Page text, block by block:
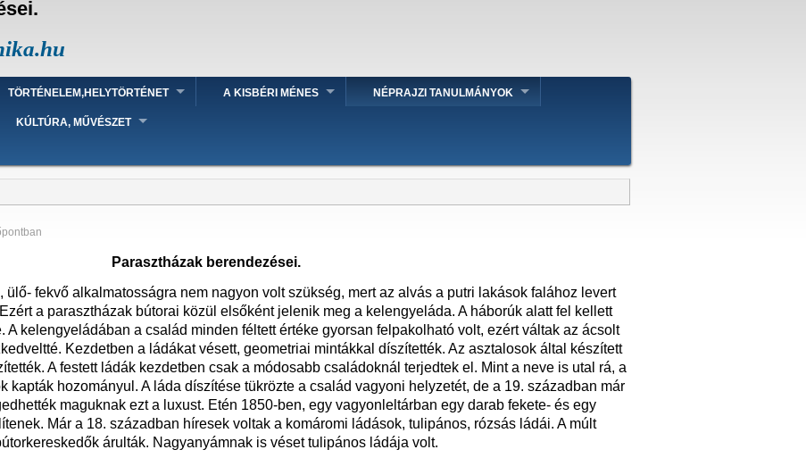
TÖRTÉNELEM,HELYTÖRTÉNET A KISBÉRI MÉNES NÉPRAJZI TANULMÁNYOK
KÚLTÚRA, MŰVÉSZET
Parasztházak berendezései.
fekvő alkalmatosságra nem nagyon volt szükség, mert az alvás a putri lakások falához levert
a parasztházak bútorai közül elsőként jelenik meg a kelengyeláda. A háborúk alatt fel kellett
A kelengyeládában a család minden féltett értéke gyorsan felpakolható volt, ezért váltak az ácsolt
Kezdetben a ládákat vésett, geometriai mintákkal díszítették. Az asztalosok által készített
A festett ládák kezdetben csak a módosabb családoknál terjedtek el. Mint a neve is utal rá, a
kapták hozományul. A láda díszítése tükrözte a család vagyoni helyzetét, de a 19. században már
maguknak ezt a luxust. Etén 1850-ben, egy vagyonleltárban egy darab fekete- és egy
Már a 18. században híresek voltak a komáromi ládások, tulipános, rózsás ládái. A múlt
árulták. Nagyanyámnak is véset tulipános ládája volt.